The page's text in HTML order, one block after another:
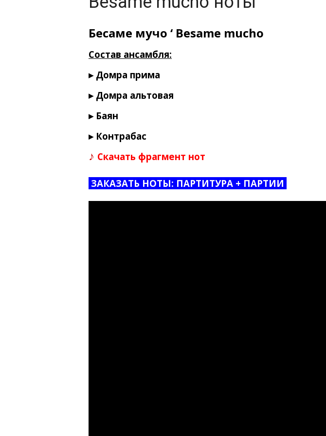
Бесаме мучо ‘ Besame mucho
Состав ансамбля:
▸ Домра прима
▸ Домра альтовая
▸ Баян
▸ Контрабас
♪ Скачать фрагмент нот
ЗАКАЗАТЬ НОТЫ: ПАРТИТУРА + ПАРТИИ